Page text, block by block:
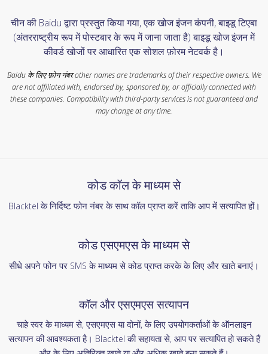
चीन की Baidu द्वारा प्रस्तुत किया गया, एक खोज इंजन कंपनी, बाइडू टिएबा
(अंतरराष्ट्रीय रूप में पोस्टबार के रूप में जाना जाता है) बाइडू खोज इंजन में
कीवर्ड खोजों पर आधारित एक सोशल फ़ोरम नेटवर्क है।
Baidu के लिए फ़ोन नंबर other names are trademarks of their respective owners. We
are not affiliated with, endorsed by, sponsored by, or officially connected with
these companies. Compatibility with third-party services is not guaranteed and
may change at any time.
कोड कॉल के माध्यम से
Blacktel के निर्दिष्ट फोन नंबर के साथ कॉल प्राप्त करें ताकि आप में सत्यापित हों।
कोड एसएमएस के माध्यम से
सीधे अपने फोन पर SMS के माध्यम से कोड प्राप्त करके के लिए और खाते बनाएं।
कॉल और एसएमएस सत्यापन
चाहे स्वर के माध्यम से, एसएमएस या दोनों, के लिए उपयोगकर्ताओं के ऑनलाइन
सत्यापन की आवश्यकता है। Blacktel की सहायता से, आप पर सत्यापित हो सकते हैं